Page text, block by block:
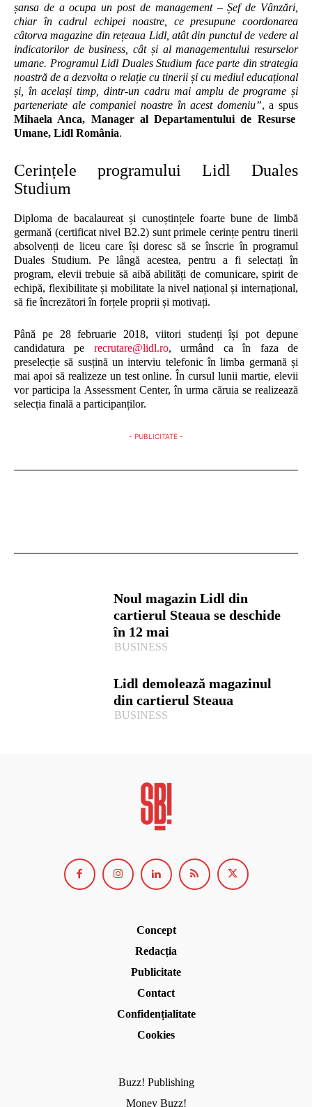
șansa de a ocupa un post de management – Șef de Vânzări,
chiar în cadrul echipei noastre, ce presupune coordonarea
câtorva magazine din rețeaua Lidl, atât din punctul de vedere al
indicatorilor de business, cât și al managementului resurselor
umane. Programul Lidl Duales Studium face parte din strategia
noastră de a dezvolta o relație cu tinerii și cu mediul educațional
și, în același timp, dintr-un cadru mai amplu de programe și
parteneriate ale companiei noastre în acest domeniu”, a spus
Mihaela Anca, Manager al Departamentului de Resurse
Umane, Lidl România.
Cerințele programului Lidl Duales
Studium
Diploma de bacalaureat și cunoștințele foarte bune de limbă
germană (certificat nivel B2.2) sunt primele cerințe pentru tinerii
absolvenți de liceu care își doresc să se înscrie în programul
Duales Studium. Pe lângă acestea, pentru a fi selectați în
program, elevii trebuie să aibă abilități de comunicare, spirit de
echipă, flexibilitate și mobilitate la nivel național și internațional,
să fie încrezători în forțele proprii și motivați.
Până pe 28 februarie 2018, viitori studenți își pot depune
candidatura pe recrutare@lidl.ro, urmând ca în faza de
preselecție să susțină un interviu telefonic în limba germană și
mai apoi să realizeze un test online. În cursul lunii martie, elevii
vor participa la Assessment Center, în urma căruia se realizează
selecția finală a participanților.
- PUBLICITATE -
Noul magazin Lidl din
cartierul Steaua se deschide
în 12 mai
BUSINESS
Lidl demolează magazinul
din cartierul Steaua
BUSINESS
Concept
Redacția
Publicitate
Contact
Confidențialitate
Cookies
Buzz! Publishing
Money Buzz!